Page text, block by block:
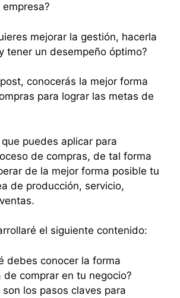
mejorar la gestión, hacerla
tener un desempeño óptimo?
conocerás la mejor forma
para lograr las metas de
puedes aplicar para
de compras, de tal forma
de la mejor forma posible tu
de producción, servicio,
el siguiente contenido:
debes conocer la forma
de comprar en tu negocio?
son los pasos claves para